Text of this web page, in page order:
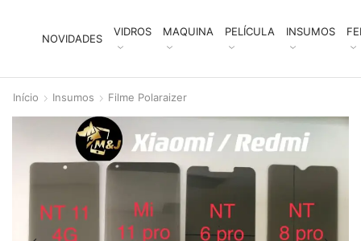
NOVIDADES
VIDROS MAQUINA PELÍCULA INSUMOS
Início Insumos Filme Polaraizer